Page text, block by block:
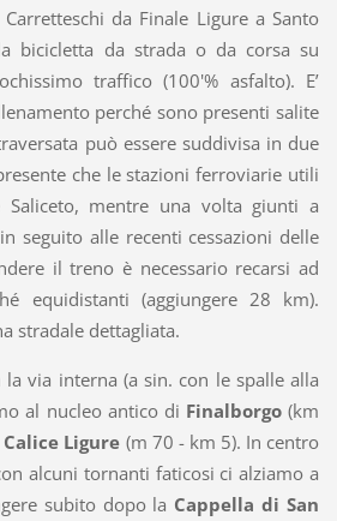
da Finale Ligure a Santo
bicicletta da strada o da corsa su
traffico (100'% asfalto). E’
perché sono presenti salite
può essere suddivisa in due
che le stazioni ferroviarie utili
Saliceto, mentre una volta giunti a
seguito alle recenti cessazioni delle
il treno è necessario recarsi ad
equidistanti (aggiungere 28 km).
stradale dettagliata.
via interna (a sin. con le spalle alla
al nucleo antico di Finalborgo(km
Calice Ligure (m 70 - km 5). In centro
alcuni tornanti faticosi ci alziamo a
subito dopo la Cappella di San